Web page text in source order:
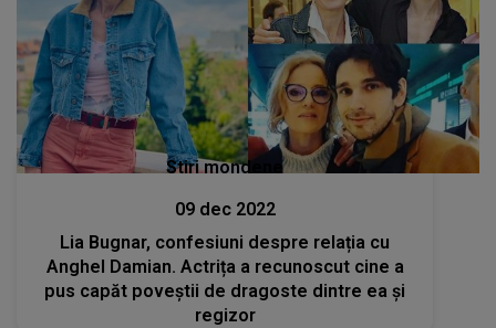
Stiri mondene
09 dec 2022
Lia Bugnar, confesiuni despre relația cu
Anghel Damian. Actrița a recunoscut cine a
pus capăt poveștii de dragoste dintre ea și
regizor